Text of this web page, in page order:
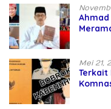
Mei 21,
Terkait